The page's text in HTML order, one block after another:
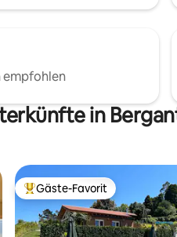
empfohlen
in
Beliebter Gäste-Favorit.
Gäste-Favorit